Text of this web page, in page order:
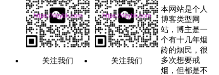
关注我们 关注我们
本网站是个人
博客类型网
站，博主是一
个有十几年烟
龄的烟民，很
多次想要戒
烟，但都是不